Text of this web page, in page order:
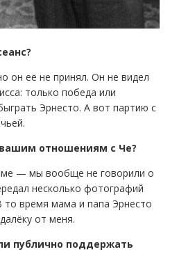
он её не принял. Он не видел
только победа или
Эрнесто. А вот партию с
отношениям с Че?
— мы вообще не говорили о
несколько фотографий
время мама и папа Эрнесто
от меня.
публично поддержать